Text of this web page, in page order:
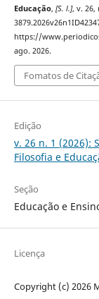
Educação, [S. l.], v. 26,
https://
ago. 2026.
Fomatos de
Edição
v. 26 n. 1 (2026):
Filosofia e
Seção
Educação e
Licença
Copyright (c) 2026